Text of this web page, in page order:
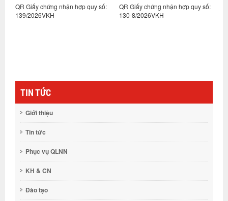
QR Giấy chứng nhận hợp quy số:
139/2026VKH
QR Giấy chứng nhận hợp quy số:
130-8/2026VKH
TIN TỨC
Giới thiệu
Tin tức
Phục vụ QLNN
KH & CN
Đào tạo